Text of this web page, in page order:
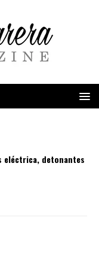
eléctrica, detonantes